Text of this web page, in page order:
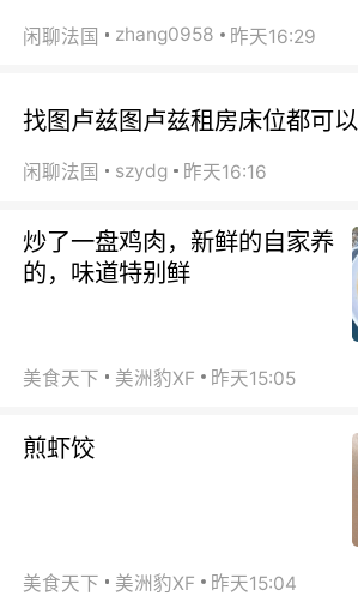
闲聊法国 zhang0958 昨天16:29
找图卢兹图卢兹租房床位都可以
闲聊法国 szydg 昨天16:16
炒了一盘鸡肉，新鲜的自家养
的，味道特别鲜
美食天下 美洲豹XF 昨天15:05
煎虾饺
美食天下 美洲豹XF 昨天15:04